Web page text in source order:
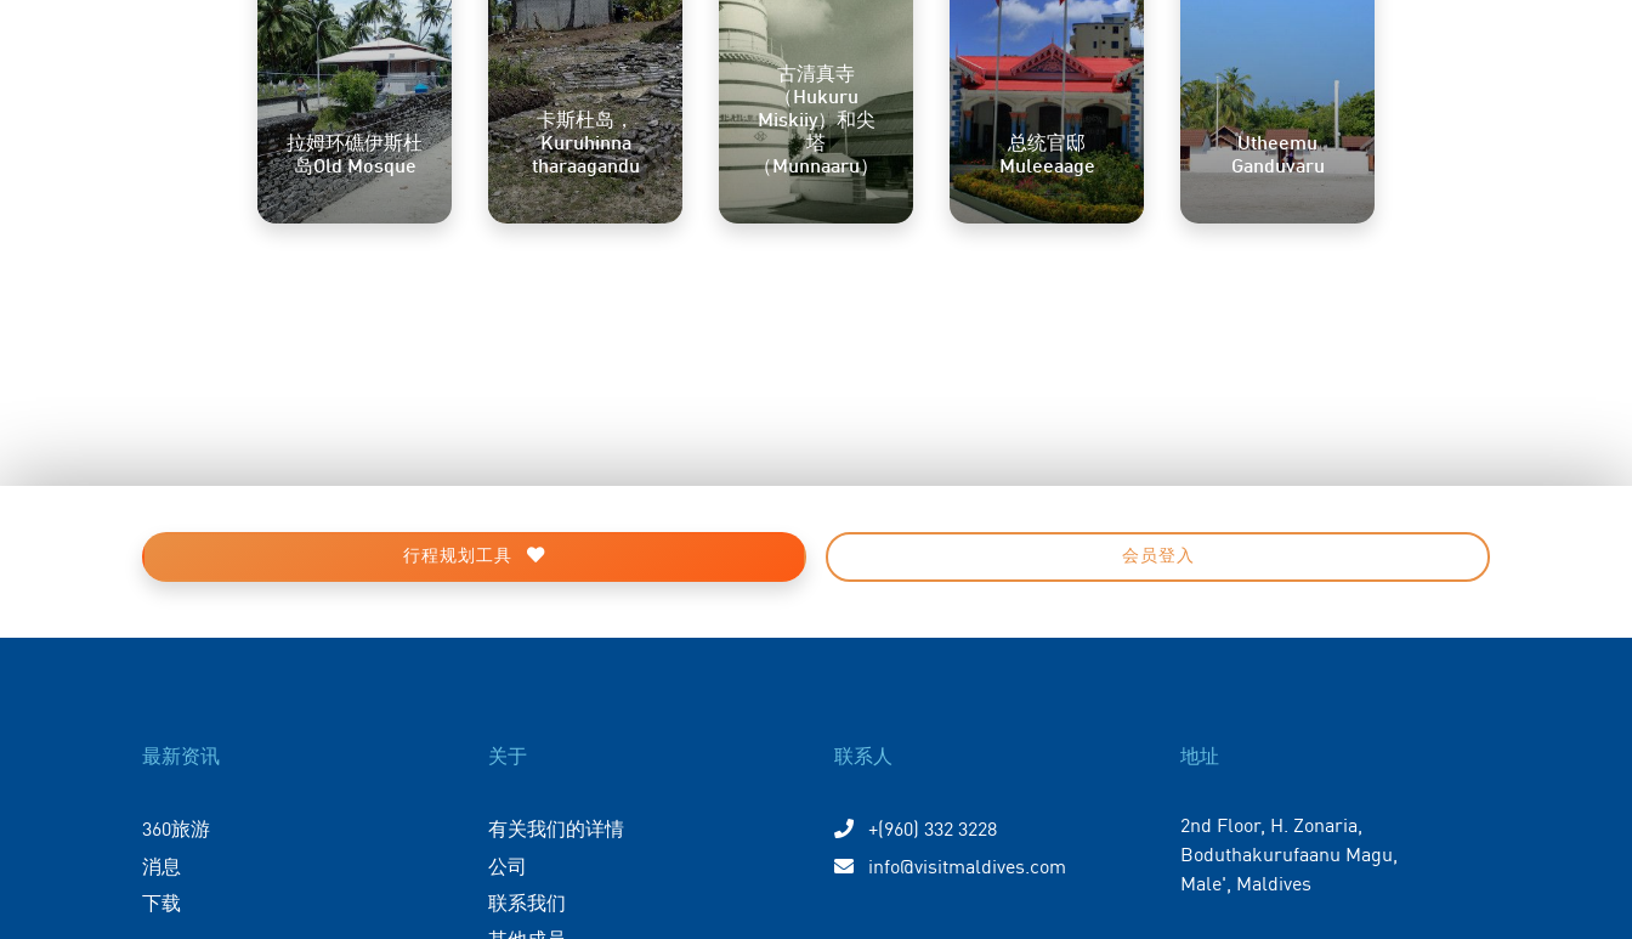
拉姆环礁伊斯杜
岛Old Mosque
卡斯杜岛，
Kuruhinna
tharaagandu
古清真寺
（Hukuru
Miskiiy）和尖
塔
（Munnaaru）
总统官邸
Muleeaage
Utheemu
Ganduvaru
行程规划工具 会员登入
最新资讯
360旅游
消息
下载
关于
有关我们的详情
公司
联系我们
联系人
+(960) 332 3228
info@visitmaldives.com
地址
2nd Floor, H. Zonaria,
Boduthakurufaanu Magu,
Male', Maldives